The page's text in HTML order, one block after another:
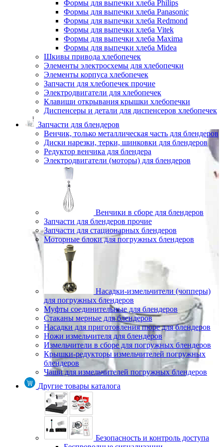
Формы для выпечки хлеба Philips
Формы для выпечки хлеба Panasonic
Формы для выпечки хлеба Redmond
Формы для выпечки хлеба Vitek
Формы для выпечки хлеба Maxima
Формы для выпечки хлеба Midea
Шкивы привода хлебопечек
Элементы электросхемы для хлебопечки
Элементы корпуса хлебопечек
Запчасти для хлебопечек прочие
Электродвигатели для хлебопечек
Клавиши открывания крышки хлебопечки
Диспенсеры и детали для диспенсеров хлебопечек
Запчасти для блендеров
Венчик, только металлическая часть для блендеров
Диски нарезки, терки, шинковки для блендеров
Редуктор венчика для блендера
Электродвигатели (моторы) для блендеров
Венчики в сборе для блендеров
Запчасти для блендеров прочие
Запчасти для стационарных блендеров
Моторные блоки для погружных блендеров
Насадки-измельчители (чопперы)
для погружных блендеров
Муфты соединительные для блендеров
Стаканы мерные для блендеров
Насадки для приготовления пюре для блендеров
Ножи измельчителя для блендеров
Измельчители в сборе для погружных блендеров
Крышки-редукторы измельчителей погружных
блендеров
Чаши для измельчителей погружных блендеров
Другие товары каталога
Безопасность и контроль доступа